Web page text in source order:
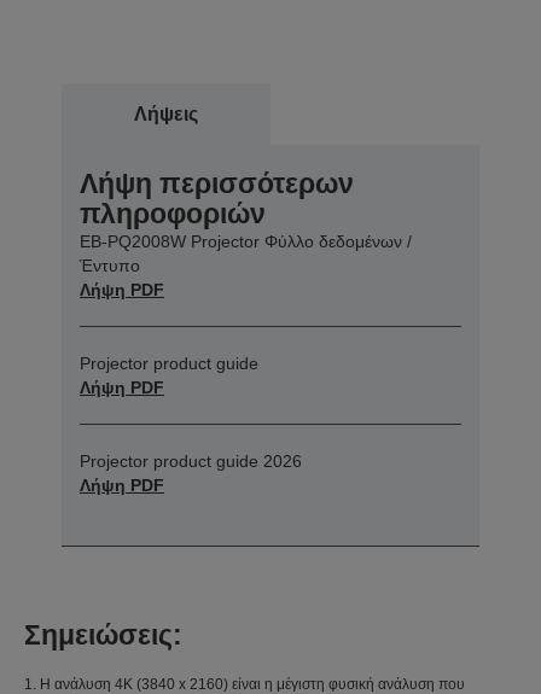
Λήψεις
Λήψη περισσότερων
πληροφοριών
EB-PQ2008W Projector Φύλλο δεδομένων /
Έντυπο
Λήψη PDF
Projector product guide
Λήψη PDF
Projector product guide 2026
Λήψη PDF
Σημειώσεις:
1. Η ανάλυση 4K (3840 x 2160) είναι η μέγιστη φυσική ανάλυση που